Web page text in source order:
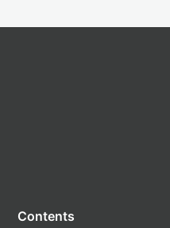
Contents